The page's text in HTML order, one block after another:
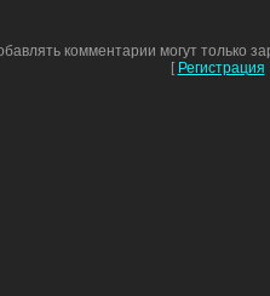
комментарии могут только
[ Регистрация